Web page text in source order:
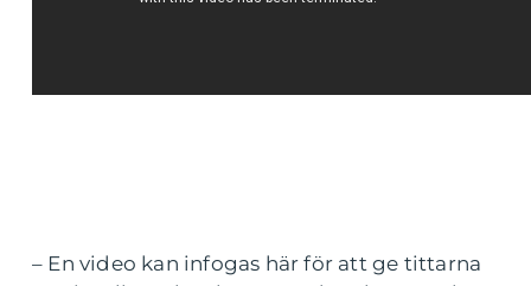
– En video kan infogas här för att ge tittarna